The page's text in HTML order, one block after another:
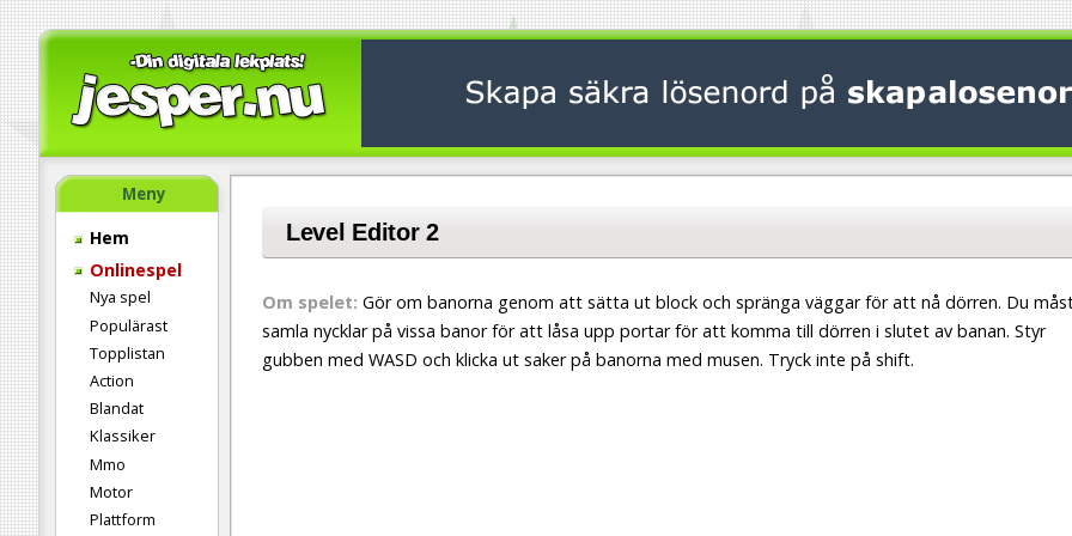
Meny
Hem
Onlinespel
Nya spel
Populärast
Topplistan
Action
Blandat
Klassiker
Mmo
Motor
Plattform
Level Editor 2
Om spelet: Gör om banorna genom att sätta ut block och spränga väggar för att nå dörren. Du
samla nycklar på vissa banor för att låsa upp portar för att komma till dörren i slutet av banan. Styr
gubben med WASD och klicka ut saker på banorna med musen. Tryck inte på shift.